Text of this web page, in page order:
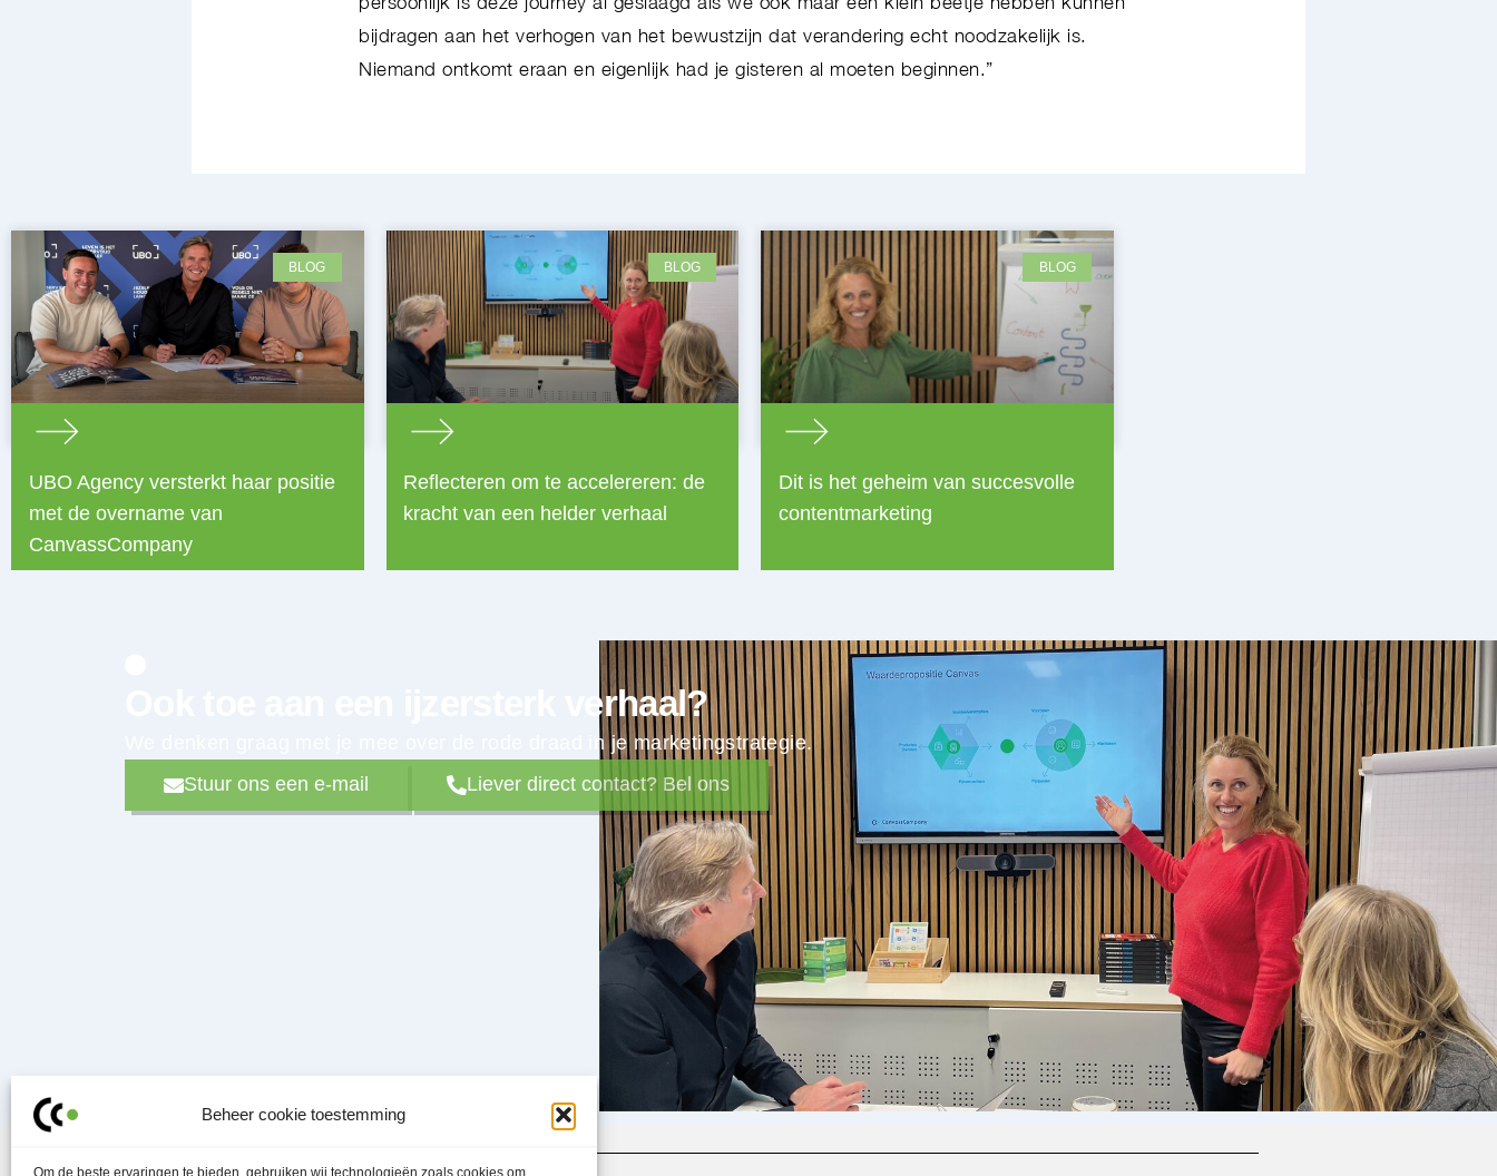
Beheer cookie toestemming
Om de beste ervaringen te bieden, gebruiken wij technologieën zoals cookies om
bijdragen aan het verhogen van het bewustzijn dat verandering echt noodzakelijk is.
Niemand ontkomt eraan en eigenlijk had je gisteren al moeten beginnen.”
BLOG
UBO Agency versterkt haar positie
met de overname van
CanvassCompany
BLOG
Reflecteren om te accelereren: de
kracht van een helder verhaal
BLOG
Dit is het geheim van succesvolle
contentmarketing
Ook toe aan een ijzersterk verhaal?
We denken graag met je mee over de rode draad in je marketingstrategie.
Stuur ons een e-mail
Liever direct contact? Bel ons